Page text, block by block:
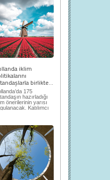
iklim
birlikte...
175
hazırladığı
önerilerinin yarısı
Katılımcı